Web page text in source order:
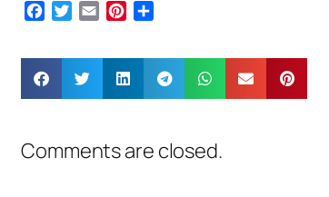
Facebook
Twitter
Email Pinterest
Comments are closed.